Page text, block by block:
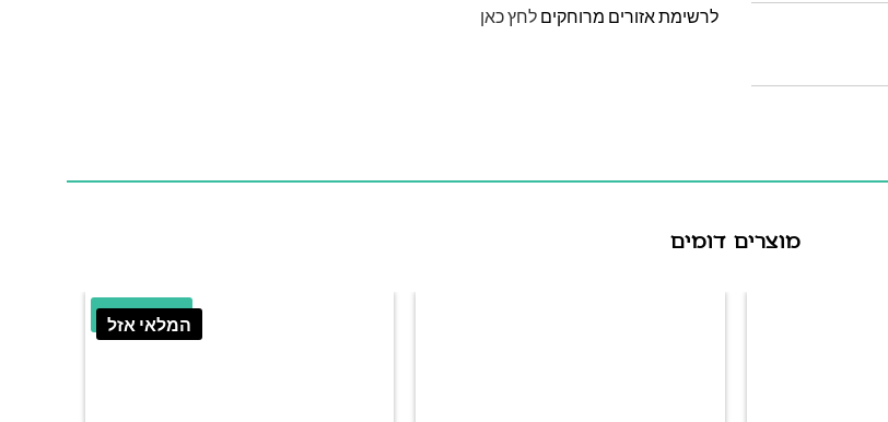
לרשימת אזורים מרוחקים לחץ כאן
מוצרים דומים
המלאי אזל
38.61% הנחה